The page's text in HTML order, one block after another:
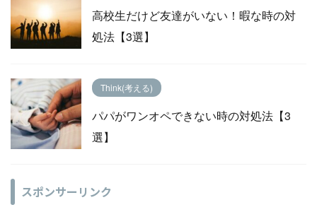
高校生だけど友達がいない！暇な時の対
処法【3選】
Think(考える)
パパがワンオペできない時の対処法【3
選】
スポンサーリンク